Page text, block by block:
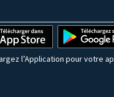
l’Application pour votre